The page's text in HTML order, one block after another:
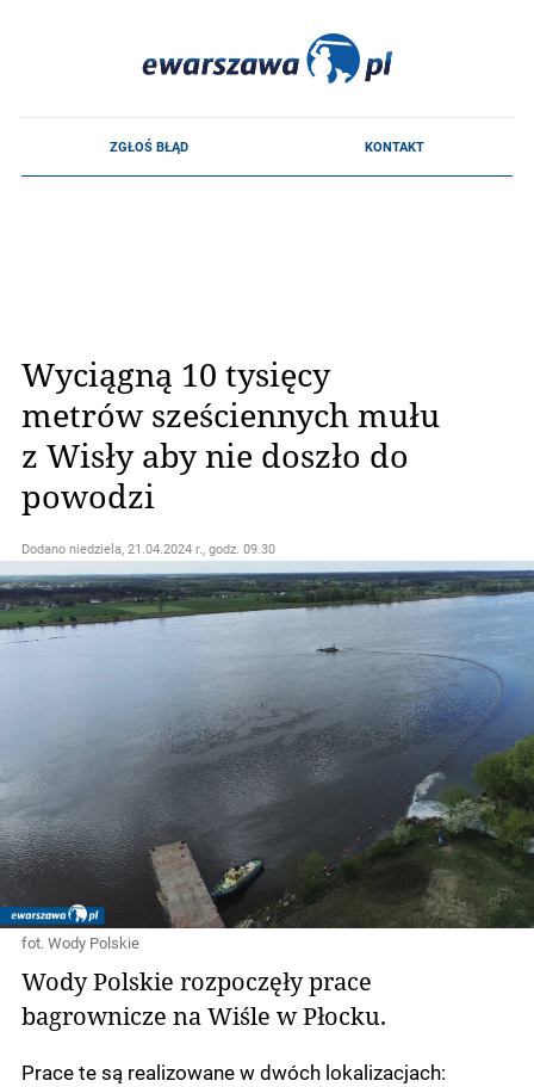
Wyciągną 10 tysięcy
metrów sześciennych mułu
z Wisły aby nie doszło do
powodzi
Dodano niedziela, 21.04.2024 r., godz. 09.30
fot. Wody Polskie
Wody Polskie rozpoczęły prace
bagrownicze na Wiśle w Płocku.
Prace te są realizowane w dwóch lokalizacjach: